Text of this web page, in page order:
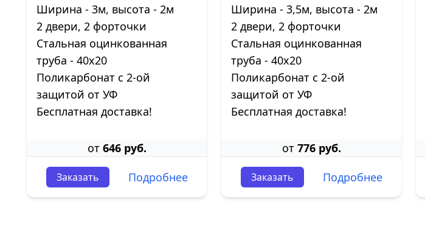
Ширина - 3м, высота - 2м
2 двери, 2 форточки
Стальная оцинкованная
труба - 40х20
Поликарбонат с 2-ой
защитой от УФ
Бесплатная доставка!
от 646 руб.
Заказать Подробнее
Ширина - 3,5м, высота - 2м
2 двери, 2 форточки
Стальная оцинкованная
труба - 40х20
Поликарбонат с 2-ой
защитой от УФ
Бесплатная доставка!
от 776 руб.
Заказать Подробнее